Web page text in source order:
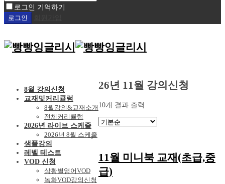
로그인 기억하기
8월 강의신청
교재및커리큘럼
8월강의&교재소개
전체커리큘럼
2026년 라이브 스케줄
2026년 8월 스케줄
샘플강의
레벨 테스트
VOD 신청
상황별영어VOD
녹화VOD강의신청
26년 11월 강의신청
10개 결과 출력
11월 미니북 교재(초급,중
급)